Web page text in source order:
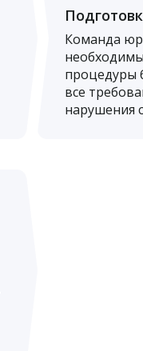
Команда
процедуры
все
нарушения